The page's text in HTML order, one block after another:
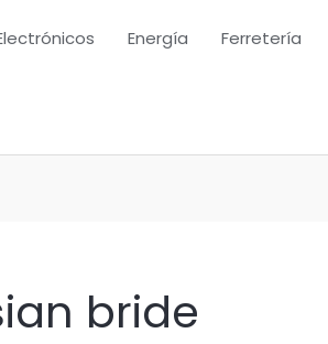
Energía Ferretería
bride